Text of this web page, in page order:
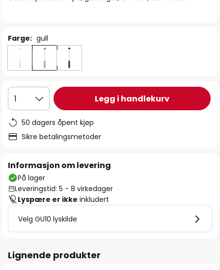
Farge: gull
1 Legg i handlekurv
50 dagers åpent kjøp
Sikre betalingsmetoder
Informasjon om levering
På lager
Leveringstid: 5 - 8 virkedager
Lyspære er ikke inkludert
Velg GU10 lyskilde
Lignende produkter